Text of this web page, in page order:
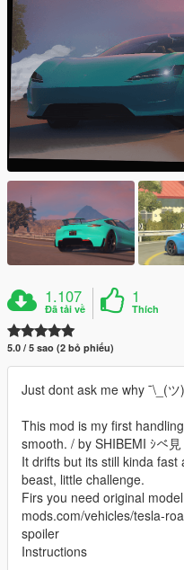
1.107
Đã tải về
1
Thích
5.0 / 5 sao (2 bỏ phiếu)
Just dont ask me why ¯\_(ツ
This mod is my first
smooth. / by SHIBEMI ｼべ
It drifts but its still kinda
beast, little challenge.
Firs you need original
mods.com/vehicles/tesla-
spoiler
Instructions